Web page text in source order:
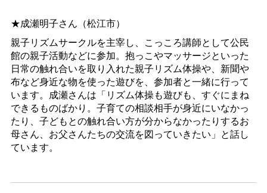
★成瀬明子さん（松江市）
親子リズムサークルを主宰し、こっころ講師として公民
館の親子活動などに参加。抱っこやマッサージといった
日常の触れ合いを取り入れた親子リズム体操や、新聞や
布など身近な物を使った遊びを、参加者と一緒に行って
います。成瀬さんは「リズム体操も遊びも、すぐにまね
できるものばかり。子育ての相談相手が身近にいなかっ
たり、子どもとの触れ合い方が分からなかったりするお
母さん、お父さんたちの交流を図っていきたい」と話し
ています。